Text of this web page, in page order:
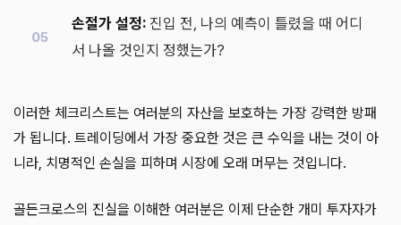
손절가 설정: 진입 전, 나의 예측이 틀렸을 때 어디
서 나올 것인지 정했는가?
이러한 체크리스트는 여러분의 자산을 보호하는 가장 강력한 방패
가 됩니다. 트레이딩에서 가장 중요한 것은 큰 수익을 내는 것이 아
니라, 치명적인 손실을 피하며 시장에 오래 머무는 것입니다.
골든크로스의 진실을 이해한 여러분은 이제 단순한 개미 투자자가